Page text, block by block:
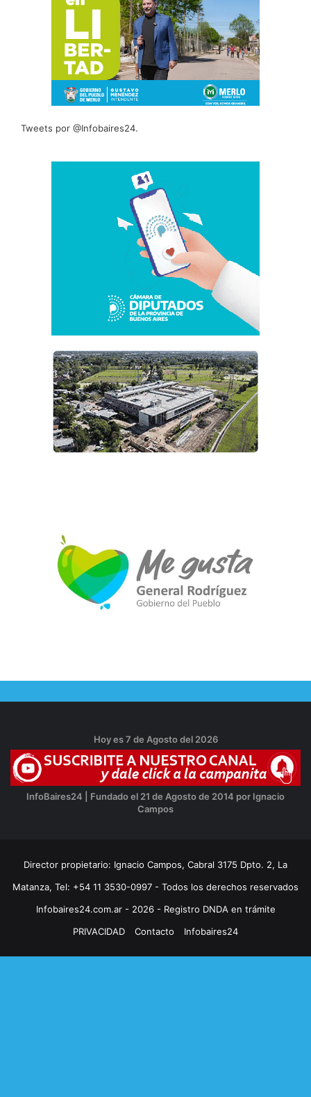
Tweets por @Infobaires24.
Hoy es 7 de Agosto del 2026
InfoBaires24 | Fundado el 21 de Agosto de 2014 por Ignacio
Campos
Director propietario: Ignacio Campos, Cabral 3175 Dpto. 2, La
Matanza, Tel: +54 11 3530-0997 - Todos los derechos reservados
Infobaires24.com.ar - 2026 - Registro DNDA en trámite
PRIVACIDAD
Contacto Infobaires24